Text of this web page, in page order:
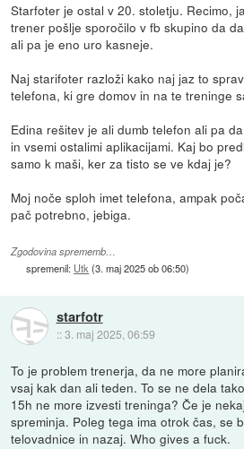
Starfoter je ostal v 20. stoletju. Recimo,
trener pošlje sporočilo v fb skupino da
ali pa je eno uro kasneje.
Naj starifoter razloži kako naj jaz to
telefona, ki gre domov in na te treninge
Edina rešitev je ali dumb telefon ali pa
in vsemi ostalimi aplikacijami. Kaj bo
samo k maši, ker za tisto se ve kdaj je?
Moj noče sploh imet telefona, ampak
pač potrebno, jebiga.
Zgodovina sprememb…
spremenil: Utk(3. maj 2025 ob 06:50)
starfotr
::3. maj 2025, 06:59
To je problem trenerja, da ne more
vsaj kak dan ali teden. To se ne dela
15h ne more izvesti treninga? Če je
spreminja. Poleg tega ima otrok čas, se
telovadnice in nazaj. Who gives a fuck.